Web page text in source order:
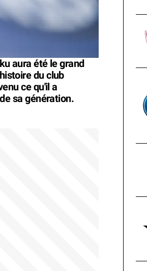
aura été le grand
du club
ce qu'il a
sa génération.